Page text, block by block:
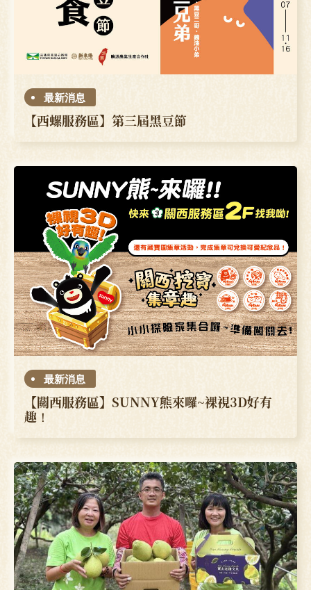
最新消息
【西螺服務區】第三屆黑豆節
最新消息
【關西服務區】SUNNY熊來囉~裸視3D好有
趣！